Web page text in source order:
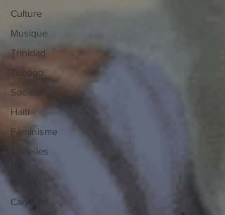
Culture
Musique
Trinidad
Tobago
Société
Haïti
Féminisme
Lev'elles
Histoire
Carnaval